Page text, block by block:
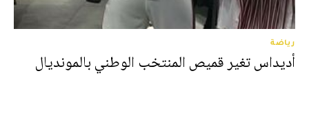
رياضة
أديداس تغير قميص المنتخب الوطني بالمونديال